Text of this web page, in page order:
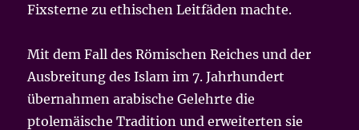
Fixsterne zu ethischen Leitfäden machte.
Mit dem Fall des Römischen Reiches und der
Ausbreitung des Islam im 7. Jahrhundert
übernahmen arabische Gelehrte die
ptolemäische Tradition und erweiterten sie